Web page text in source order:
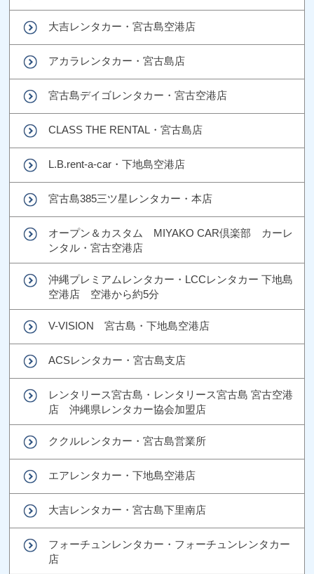
大吉レンタカー・宮古島空港店
アカラレンタカー・宮古島店
宮古島デイゴレンタカー・宮古空港店
CLASS THE RENTAL・宮古島店
L.B.rent-a-car・下地島空港店
宮古島385三ツ星レンタカー・本店
オープン＆カスタム MIYAKO CAR倶楽部 カーレ
ンタル・宮古空港店
沖縄プレミアムレンタカー・LCCレンタカー 下地島
空港店 空港から約5分
V-VISION 宮古島・下地島空港店
ACSレンタカー・宮古島支店
レンタリース宮古島・レンタリース宮古島 宮古空港
店 沖縄県レンタカー協会加盟店
ククルレンタカー・宮古島営業所
エアレンタカー・下地島空港店
大吉レンタカー・宮古島下里南店
フォーチュンレンタカー・フォーチュンレンタカー
店